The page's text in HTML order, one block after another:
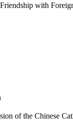
with
of the Chinese